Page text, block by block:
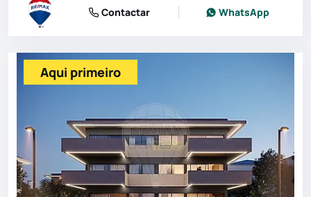
Contactar WhatsApp
Aqui primeiro